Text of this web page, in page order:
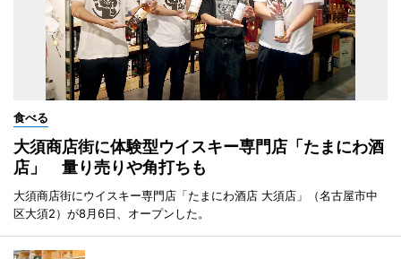
食べる
大須商店街に体験型ウイスキー専門店「たまにわ酒
店」 量り売りや角打ちも
大須商店街にウイスキー専門店「たまにわ酒店 大須店」（名古屋市中
区大須2）が8月6日、オープンした。